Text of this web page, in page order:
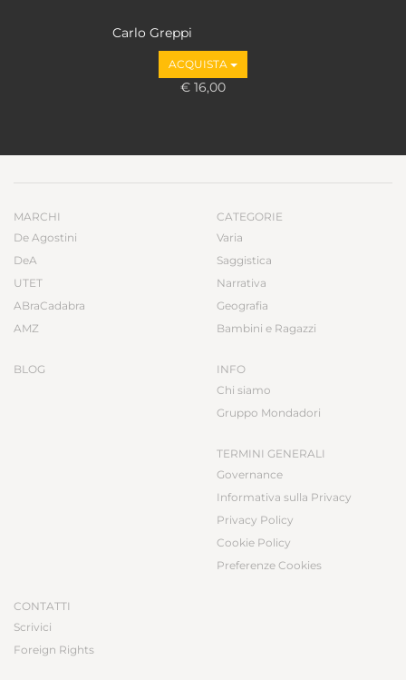
Carlo Greppi
ACQUISTA
€ 16,00
MARCHI
De Agostini
DeA
UTET
ABraCadabra
AMZ
BLOG
CATEGORIE
Varia
Saggistica
Narrativa
Geografia
Bambini e Ragazzi
INFO
Chi siamo
Gruppo Mondadori
TERMINI GENERALI
Governance
Informativa sulla Privacy
Privacy Policy
Cookie Policy
Preferenze Cookies
CONTATTI
Scrivici
Foreign Rights